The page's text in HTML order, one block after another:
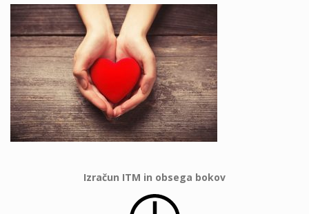
Izračun ITM in obsega bokov